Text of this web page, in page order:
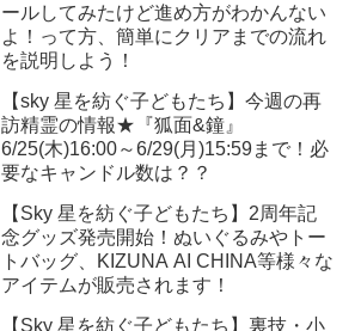
ールしてみたけど進め方がわかんない
よ！って方、簡単にクリアまでの流れ
を説明しよう！
【sky 星を紡ぐ子どもたち】今週の再
訪精霊の情報★『狐面&鐘』
6/25(木)16:00～6/29(月)15:59まで！必
要なキャンドル数は？？
【Sky 星を紡ぐ子どもたち】2周年記
念グッズ発売開始！ぬいぐるみやトー
トバッグ、KIZUNA AI CHINA等様々な
アイテムが販売されます！
【Sky 星を紡ぐ子どもたち】裏技・小